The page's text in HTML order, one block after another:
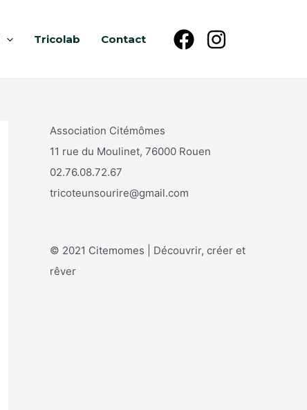
Tricolab Contact
Association Citémômes
11 rue du Moulinet, 76000 Rouen
02.76.08.72.67
tricoteunsourire@gmail.com
© 2021 Citemomes | Découvrir, créer et
rêver